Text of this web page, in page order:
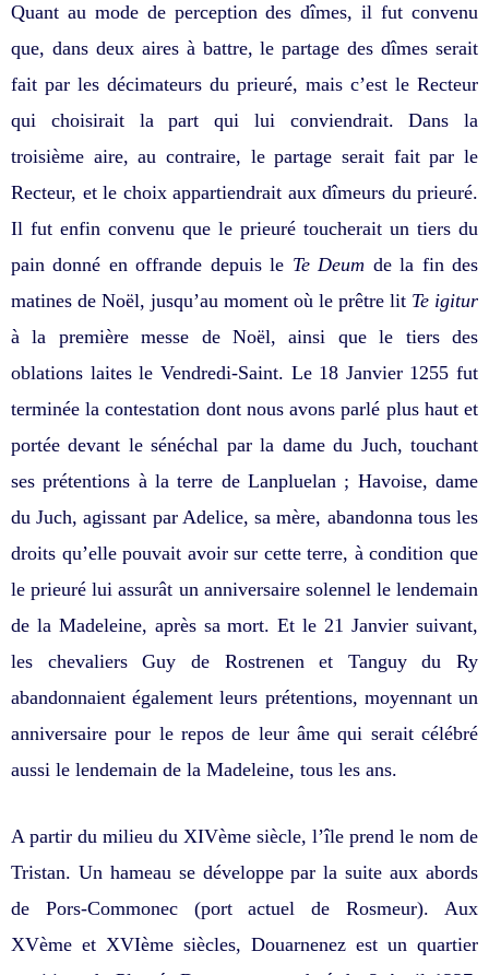
Quant au mode de perception des dîmes, il fut convenu
que, dans deux aires à battre, le partage des dîmes serait
fait par les décimateurs du prieuré, mais c’est le Recteur
qui choisirait la part qui lui conviendrait. Dans la
troisième aire, au contraire, le partage serait fait par le
Recteur, et le choix appartiendrait aux dîmeurs du prieuré.
Il fut enfin convenu que le prieuré toucherait un tiers du
pain donné en offrande depuis le Te Deum de la fin des
matines de Noël, jusqu’au moment où le prêtre lit Te igitur
à la première messe de Noël, ainsi que le tiers des
oblations laites le Vendredi-Saint. Le 18 Janvier 1255 fut
terminée la contestation dont nous avons parlé plus haut et
portée devant le sénéchal par la dame du Juch, touchant
ses prétentions à la terre de Lanpluelan ; Havoise, dame
du Juch, agissant par Adelice, sa mère, abandonna tous les
droits qu’elle pouvait avoir sur cette terre, à condition que
le prieuré lui assurât un anniversaire solennel le lendemain
de la Madeleine, après sa mort. Et le 21 Janvier suivant,
les chevaliers Guy de Rostrenen et Tanguy du Ry
abandonnaient également leurs prétentions, moyennant un
anniversaire pour le repos de leur âme qui serait célébré
aussi le lendemain de la Madeleine, tous les ans.
A partir du milieu du XIVème siècle, l’île prend le nom de
Tristan. Un hameau se développe par la suite aux abords
de Pors-Commonec (port actuel de Rosmeur). Aux
XVème et XVIème siècles, Douarnenez est un quartier